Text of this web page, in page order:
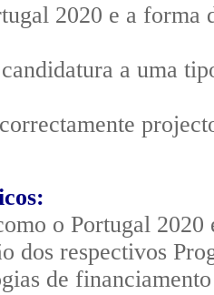
2020 e a forma
a uma
o Portugal 2020
dos respectivos
de